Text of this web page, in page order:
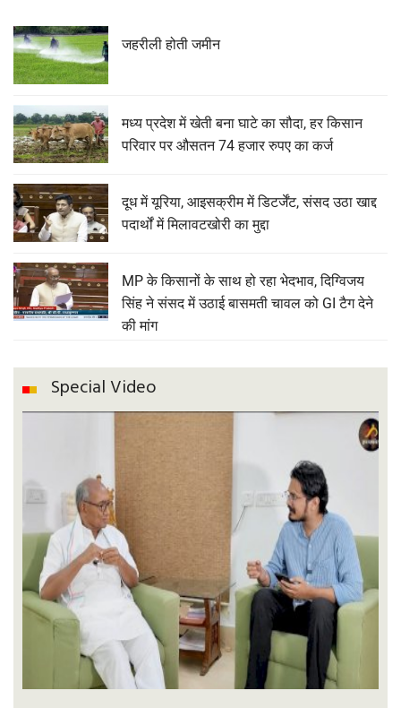
जहरीली होती जमीन
मध्य प्रदेश में खेती बना घाटे का सौदा, हर किसान
परिवार पर औसतन 74 हजार रुपए का कर्ज
दूध में यूरिया, आइसक्रीम में डिटर्जेंट, संसद उठा खाद्द
पदार्थों में मिलावटखोरी का मुद्दा
MP के किसानों के साथ हो रहा भेदभाव, दिग्विजय
सिंह ने संसद में उठाई बासमती चावल को GI टैग देने
की मांग
Special Video